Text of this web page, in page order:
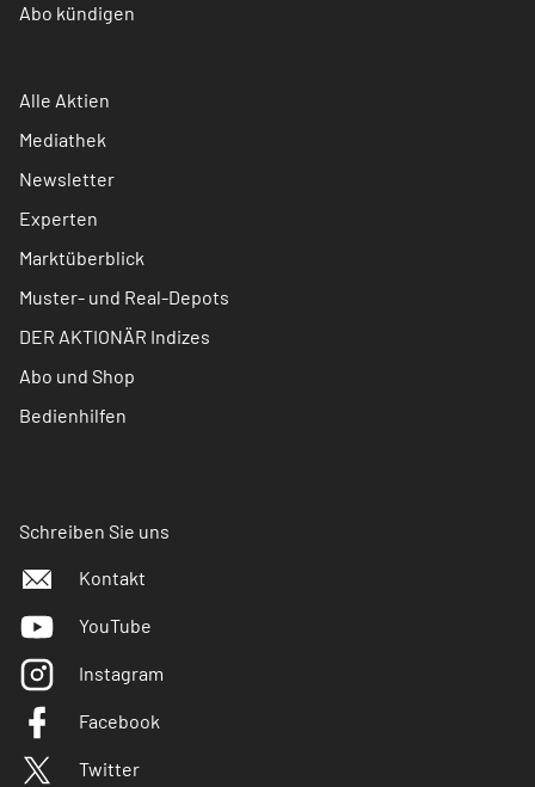
Abo kündigen
Alle Aktien
Mediathek
Newsletter
Experten
Marktüberblick
Muster- und Real-Depots
DER AKTIONÄR Indizes
Abo und Shop
Bedienhilfen
Schreiben Sie uns
Kontakt
YouTube
Instagram
Facebook
Twitter